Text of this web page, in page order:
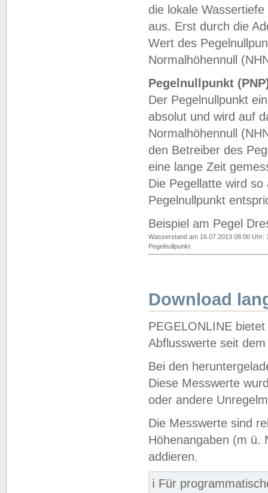
die lokale
aus. Erst durch die
Wert des
Normalhöhennull
Pegelnullpunkt
Der Pegelnullpunkt
absolut und wird auf
Normalhöhennull
den Betreiber des
eine lange Zeit
Die Pegellatte wird
Pegelnullpunkt
Beispiel am Pegel
Wasserstand am 16.07.2013 08:00 Uhr:
Pegelnullpunkt
Download
PEGELONLINE
Abflusswerte seit
Bei den
Diese Messwerte
oder andere
Die Messwerte sind
Höhenangaben (m ü.
addieren.
ℹ️ Für